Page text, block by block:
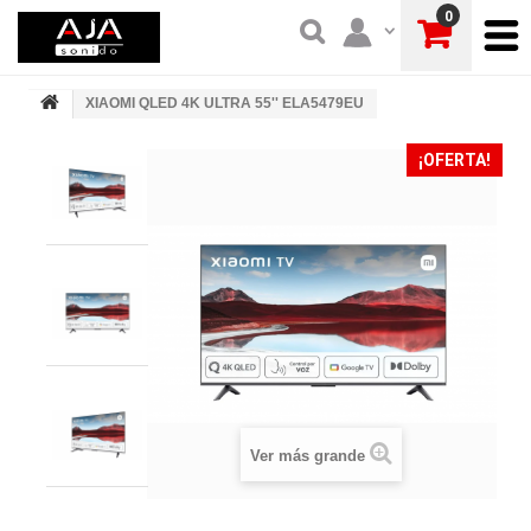
0
XIAOMI QLED 4K ULTRA 55'' ELA5479EU
¡OFERTA!
Ver más grande